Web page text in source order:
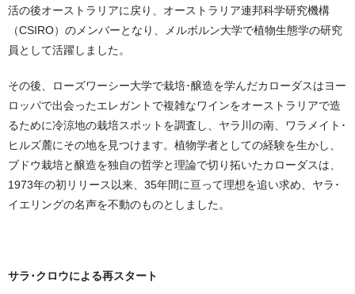
活の後オーストラリアに戻り、オーストラリア連邦科学研究機構
（CSIRO）のメンバーとなり、メルボルン大学で植物⽣態学の研究
員として活躍しました。
その後、ローズワーシー大学で栽培･醸造を学んだカローダスはヨー
ロッパで出会ったエレガントで複雑なワインをオーストラリアで造
るために冷涼地の栽培スポットを調査し、ヤラ川の南、ワラメイト･
ヒルズ麓にその地を⾒つけます。植物学者としての経験を⽣かし、
ブドウ栽培と醸造を独⾃の哲学と理論で切り拓いたカローダスは、
1973年の初リリース以来、35年間に亘って理想を追い求め、ヤラ･
イエリングの名声を不動のものとしました。
サラ･クロウによる再スタート